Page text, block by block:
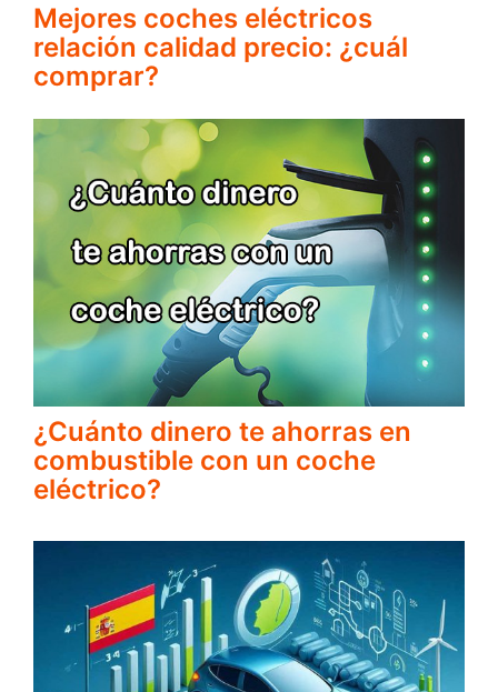
Mejores coches eléctricos
relación calidad precio: ¿cuál
comprar?
¿Cuánto dinero te ahorras en
combustible con un coche
eléctrico?